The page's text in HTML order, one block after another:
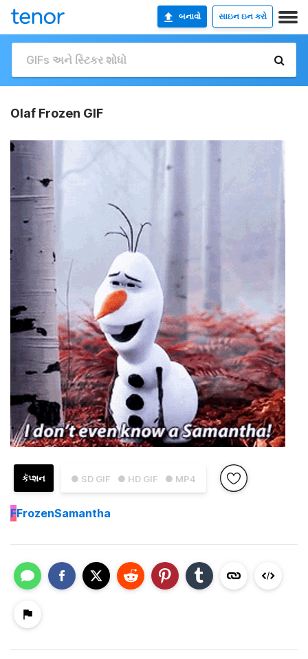
બનાવો સાઇન ઇન કરો
Olaf Frozen GIF
● SD GIF ● HD GIF ● MP4
કૅપ્શન
FFrozenSamantha